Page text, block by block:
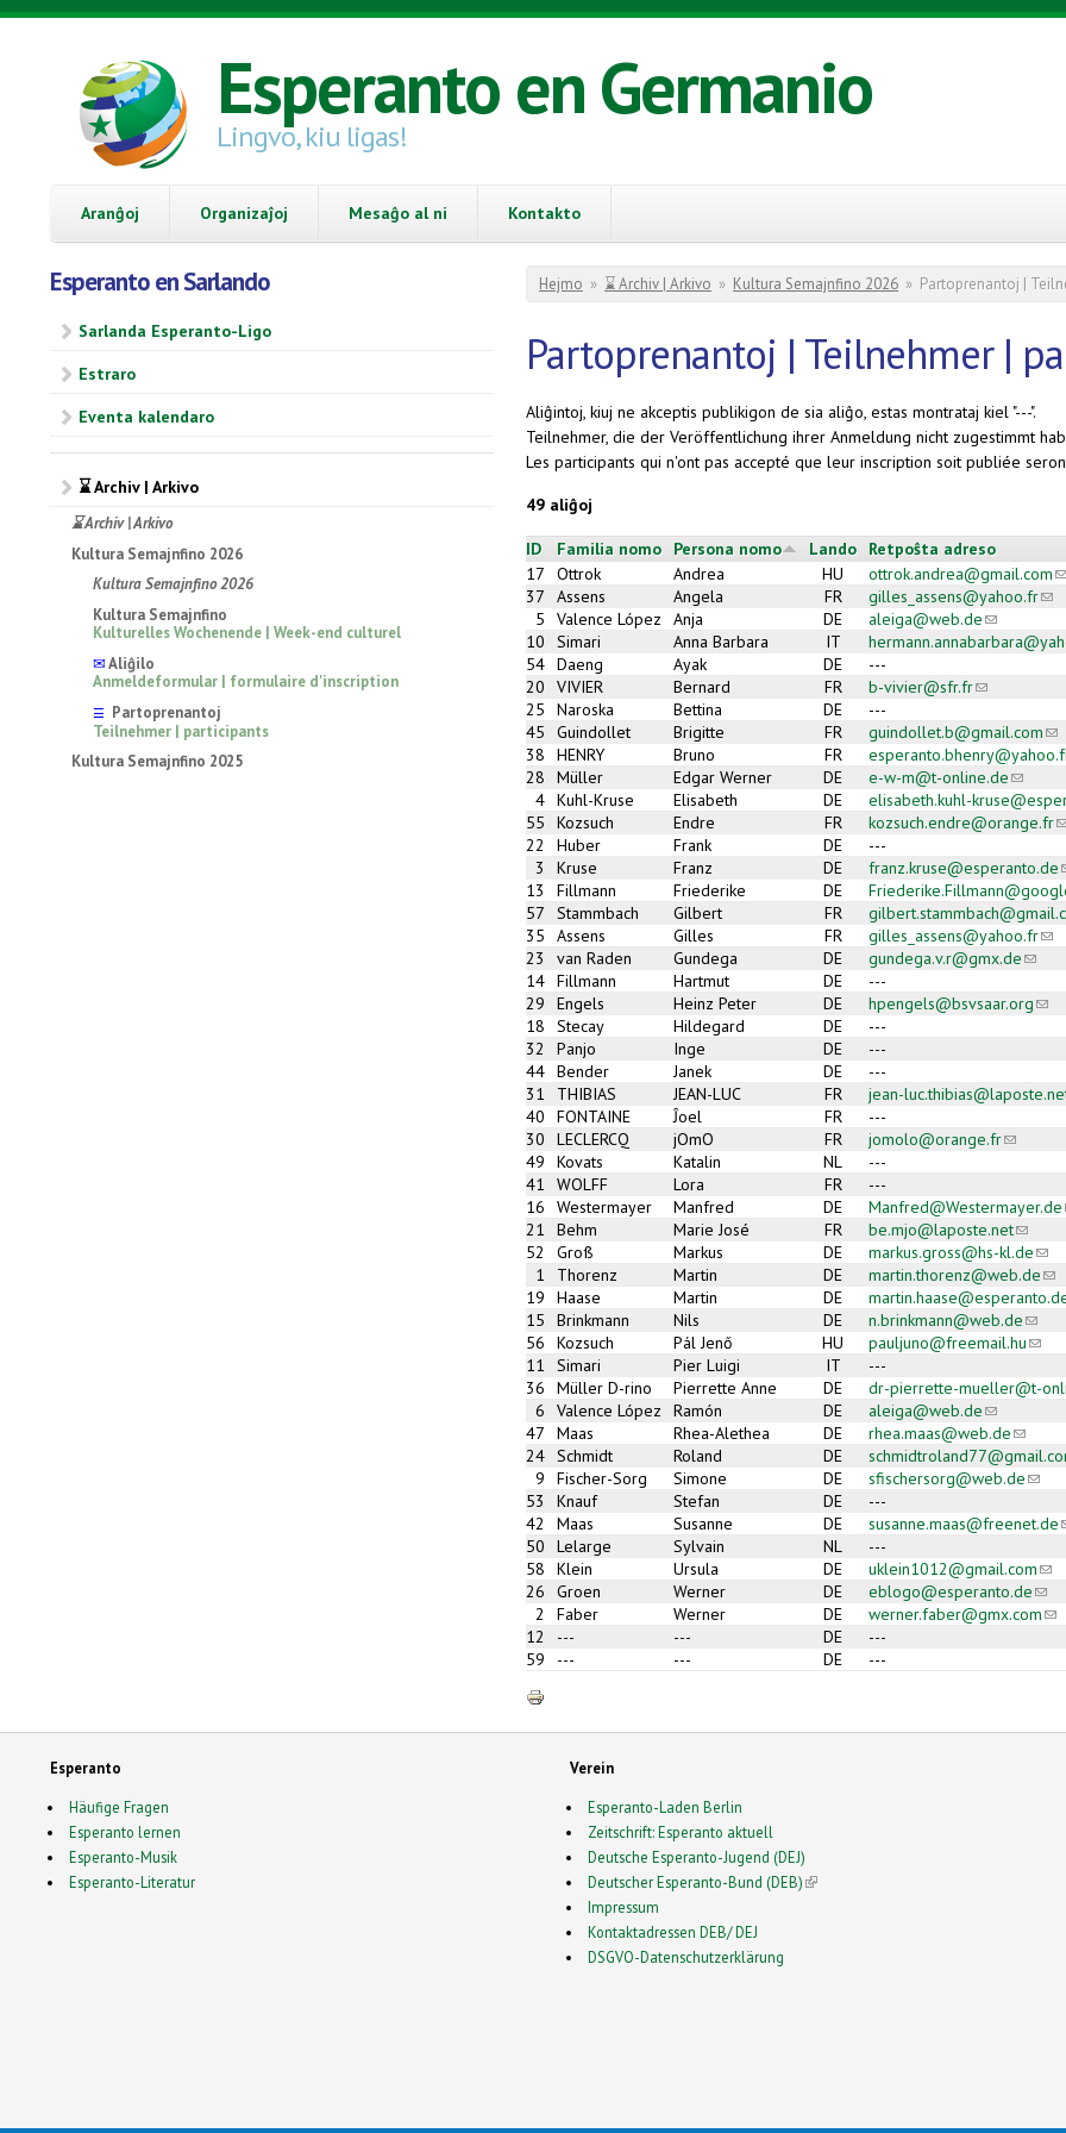
Skip to main content
Esperanto en Germanio
Lingvo, kiu ligas!
Aranĝoj Organizaĵoj Mesaĝo al ni Kontakto
Esperanto en Sarlando
Sarlanda Esperanto-Ligo
Estraro
Eventa kalendaro
⌛ Archiv | Arkivo
⌛ Archiv | Arkivo
Kultura Semajnfino 2026
Kultura Semajnfino 2026
Kultura Semajnfino
Kulturelles Wochenende | Week-end culturel
✉Aliĝilo
Anmeldeformular | formulaire d'inscription
☰ Partoprenantoj
Teilnehmer | participants
Kultura Semajnfino 2025
You are here
Hejmo » ⌛ Archiv | Arkivo » Kultura Semajnfino 2026 » Partoprenantoj |
Partoprenantoj | Teilnehmer |
Aliĝintoj, kiuj ne akceptis publikigon de sia aliĝo, estas montrataj kiel "---".
Teilnehmer, die der Veröffentlichung ihrer Anmeldung nicht zugestimmt
Les participants qui n'ont pas accepté que leur inscription soit publiée
49 aliĝoj
ID Familia nomo Persona nomo Lando
Retpoŝta adreso
17
Ottrok Andrea HU ottrok.andrea@gmail.com
37
Assens Angela FR gilles_assens@yahoo.fr
5
Valence López Anja DE aleiga@web.de(link sends
10
Simari Anna Barbara IT
54 Daeng Ayak DE
---
20
VIVIER Bernard FR b-vivier@sfr.fr(link sends e-
25
Naroska Bettina DE
---
45
Guindollet Brigitte FR guindollet.b@gmail.com
38
HENRY Bruno FR
28
Müller Edgar Werner DE e-w-m@t-online.de(link
4 Kuhl-Kruse Elisabeth DE elisabeth.kuhl-
55
Kozsuch Endre FR kozsuch.endre@orange.fr
22
Huber Frank DE
---
3
Kruse Franz DE franz.kruse@esperanto.de
13
Fillmann Friederike DE
57
Stammbach Gilbert FR
35
Assens Gilles FR gilles_assens@yahoo.fr
23
van Raden Gundega DE gundega.v.r@gmx.de(link
14 Fillmann Hartmut DE
---
29
Engels Heinz Peter DE hpengels@bsvsaar.org
18
Stecay Hildegard DE
---
32
Panjo Inge DE
---
44 Bender Janek DE
---
31
THIBIAS JEAN-LUC FR jean-
40
FONTAINE Ĵoel FR
---
30
LECLERCQ jOmO FR jomolo@orange.fr(link
49
Kovats Katalin NL
---
41
WOLFF Lora FR
---
16
Westermayer Manfred DE Manfred@Westermayer.de
21
Behm Marie José FR be.mjo@laposte.net(link
52
Groß Markus DE markus.gross@hs-kl.de
1
Thorenz Martin DE martin.thorenz@web.de
19
Haase Martin DE
15
Brinkmann Nils DE n.brinkmann@web.de(link
56
Kozsuch Pál Jenő HU pauljuno@freemail.hu(link
11
Simari Pier Luigi IT
---
36
Müller D-rino Pierrette Anne DE dr-pierrette-mueller@t-
6
Valence López Ramón DE aleiga@web.de(link sends
47
Maas Rhea-Alethea DE rhea.maas@web.de(link
24 Schmidt Roland DE
9
Fischer-Sorg Simone DE sfischersorg@web.de(link
53
Knauf Stefan DE
---
42
Maas Susanne DE susanne.maas@freenet.de
50
Lelarge Sylvain NL
---
58
Klein Ursula DE uklein1012@gmail.com
26
Groen Werner DE eblogo@esperanto.de(link
2
Faber Werner DE werner.faber@gmx.com
12
--- --- DE
---
59
--- --- DE ---
Esperanto
Häufige Fragen
Esperanto lernen
Esperanto-Musik
Esperanto-Literatur
Verein
Esperanto-Laden Berlin
Zeitschrift: Esperanto aktuell
Deutsche Esperanto-Jugend (DEJ)
Deutscher Esperanto-Bund (DEB)(link is external)
Impressum
Kontaktadressen DEB/ DEJ
DSGVO-Datenschutzerklärung